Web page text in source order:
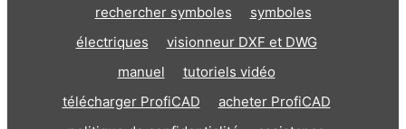
rechercher symboles
symboles
électriques
visionneur DXF et DWG
manuel
tutoriels vidéo
télécharger ProfiCAD
acheter ProfiCAD